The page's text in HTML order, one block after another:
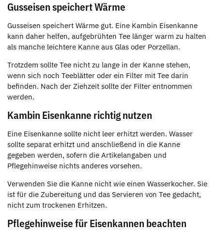
Gusseisen speichert Wärme
Gusseisen speichert Wärme gut. Eine Kambin Eisenkanne
kann daher helfen, aufgebrühten Tee länger warm zu halten
als manche leichtere Kanne aus Glas oder Porzellan.
Trotzdem sollte Tee nicht zu lange in der Kanne stehen,
wenn sich noch Teeblätter oder ein Filter mit Tee darin
befinden. Nach der Ziehzeit sollte der Filter entnommen
werden.
Kambin Eisenkanne richtig nutzen
Eine Eisenkanne sollte nicht leer erhitzt werden. Wasser
sollte separat erhitzt und anschließend in die Kanne
gegeben werden, sofern die Artikelangaben und
Pflegehinweise nichts anderes vorsehen.
Verwenden Sie die Kanne nicht wie einen Wasserkocher. Sie
ist für die Zubereitung und das Servieren von Tee gedacht,
nicht zum trockenen Erhitzen.
Pflegehinweise für Eisenkannen beachten